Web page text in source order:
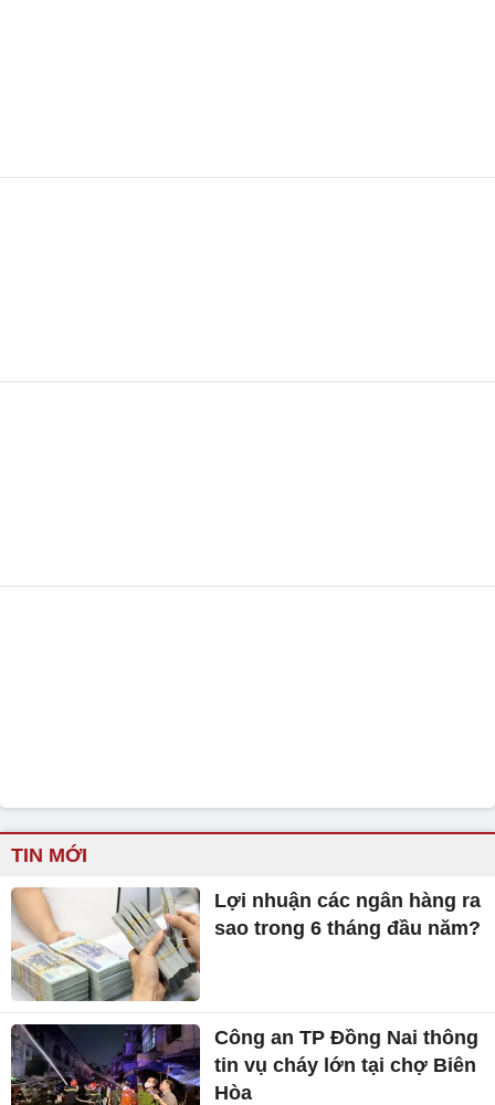
TIN MỚI
Lợi nhuận các ngân hàng ra
sao trong 6 tháng đầu năm?
Công an TP Đồng Nai thông
tin vụ cháy lớn tại chợ Biên
Hòa